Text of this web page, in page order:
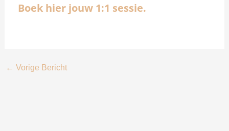
Boek hier jouw 1:1 sessie.
← Vorige Bericht